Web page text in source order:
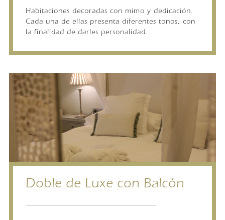
Habitaciones decoradas con mimo y dedicación.
Cada una de ellas presenta diferentes tonos, con
la finalidad de darles personalidad.
Doble de Luxe con Balcón